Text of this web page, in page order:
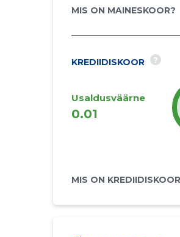
MIS ON MAINESKOOR?
KREDIIDISKOOR ?
Usaldusväärne
0.01
MIS ON